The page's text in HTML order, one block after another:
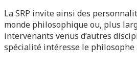
La SRP invite ainsi des
monde philosophique ou, plus
intervenants venus d’autres
spécialité intéresse le philosophe